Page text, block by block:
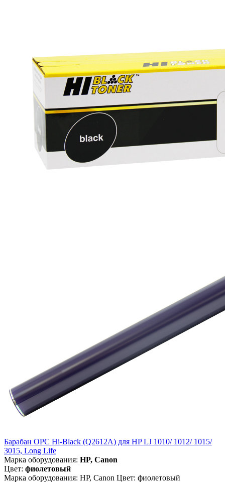
Барабан OPC Hi-Black (Q2612A) для HP LJ 1010/ 1012/ 1015/
3015, Long Life
Марка оборудования: HP, Canon
Цвет: фиолетовый
Марка оборудования: HP, Canon Цвет: фиолетовый